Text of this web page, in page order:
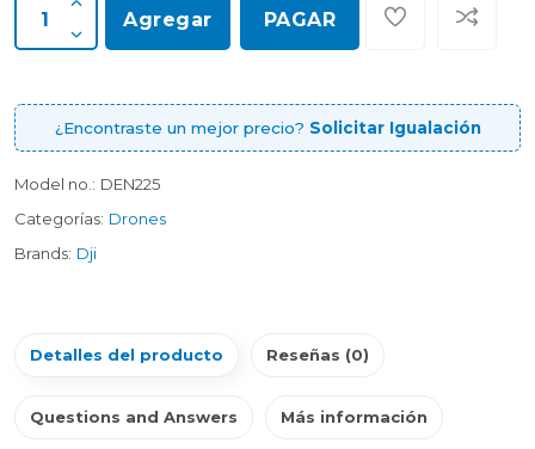
Agregar PAGAR
¿Encontraste un mejor precio? Solicitar Igualación
Model no.: DEN225
Categorías: Drones
Brands: Dji
Detalles del producto Reseñas (0)
Questions and Answers Más información